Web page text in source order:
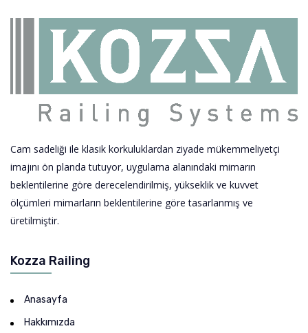
Cam sadeliği ile klasik korkuluklardan ziyade mükemmeliyetçi
imajını ön planda tutuyor, uygulama alanındaki mimarın
beklentilerine göre derecelendirilmiş, yükseklik ve kuvvet
ölçümleri mimarların beklentilerine göre tasarlanmış ve
üretilmiştir.
Kozza Railing
Anasayfa
Hakkımızda